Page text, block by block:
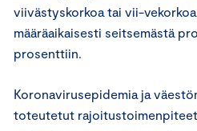
viivästyskorkoa tai vii-
määräaikaisesti seitsemästä
prosenttiin.
Koronavirusepidemia ja
toteutetut